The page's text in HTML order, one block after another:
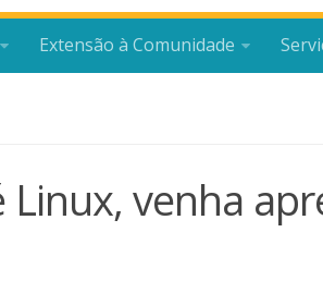
Extensão à Comunidade
Linux, venha